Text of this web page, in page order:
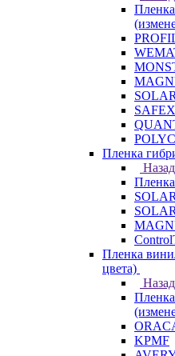
SAFEX
Пленка
Назад
Пленка
цвета)
Назад
KPMF